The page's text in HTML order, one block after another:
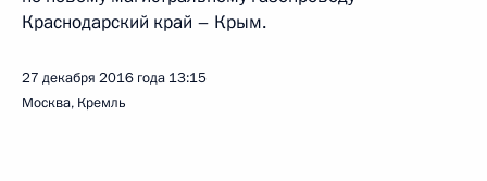
Краснодарский край – Крым.
27 декабря 2016 года 13:15
Москва, Кремль